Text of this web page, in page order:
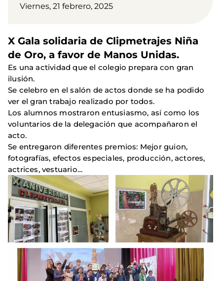
Viernes, 21 febrero, 2025
X Gala solidaria de Clipmetrajes Niña
de Oro, a favor de Manos Unidas.
Es una actividad que el colegio prepara con gran
ilusión.
Se celebro en el salón de actos donde se ha podido
ver el gran trabajo realizado por todos.
Los alumnos mostraron entusiasmo, así como los
voluntarios de la delegación que acompañaron el
acto.
Se entregaron diferentes premios: Mejor guion,
fotografías, efectos especiales, producción, actores,
actrices, vestuario…